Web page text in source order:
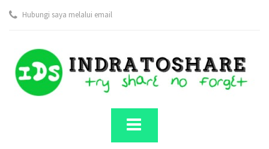
Hubungi saya melalui email